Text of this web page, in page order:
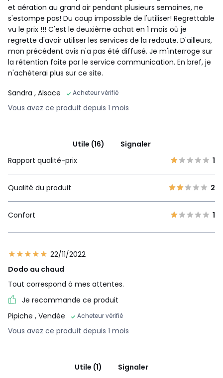
et aération au grand air pendant plusieurs semaines, ne
s'estompe pas! Du coup impossible de l'utiliser! Regrettable
vu le prix !!! C'est le deuxième achat en 1 mois où je
regrette d'avoir utiliser les services de la redoute. D'ailleurs,
mon précédent avis n'a pas été diffusé. Je m'interroge sur
la rétention faite par le service communication. En bref, je
n'achèterai plus sur ce site.
Sandra , Alsace Acheteur vérifié
Vous avez ce produit depuis 1 mois
Utile (16)
Signaler
Rapport qualité-prix
1
Qualité du produit 2
Confort 1
22/11/2022
Dodo au chaud
Tout correspond à mes attentes.
Je recommande ce produit
Pipiche , Vendée Acheteur vérifié
Vous avez ce produit depuis 1 mois
Utile (1)
Signaler